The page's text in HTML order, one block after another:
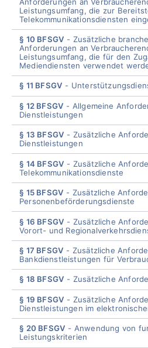
Leistungsumfang, die zur
Telekommunikationsdiensten
§ 10 BFSGV
Zusätzliche
Anforderungen an
Leistungsumfang, die für den
Mediendiensten verwendet
§ 11 BFSGV
§ 12 BFSGV
Allgemeine
Dienstleistungen
§ 13 BFSGV
Zusätzliche
Dienstleistungen
§ 14 BFSGV
Zusätzliche
Telekommunikationsdienste
§ 15 BFSGV
Zusätzliche
Personenbeförderungsdienste
§ 16 BFSGV
Zusätzliche
Vorort- und
§ 17 BFSGV
Zusätzliche
Bankdienstleistungen für
§ 18 BFSGV Zusätzliche
§ 19 BFSGV
Zusätzliche
Dienstleistungen im
§ 20 BFSGV
Anwendung von
Leistungskriterien